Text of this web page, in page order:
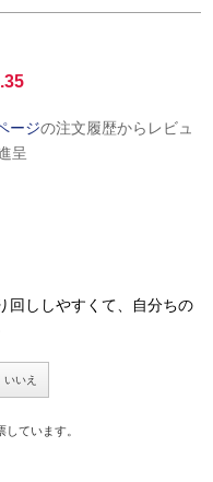
ージの注文履歴からレビュ
呈
回ししやすくて、自分ちの
いいえ
ています。